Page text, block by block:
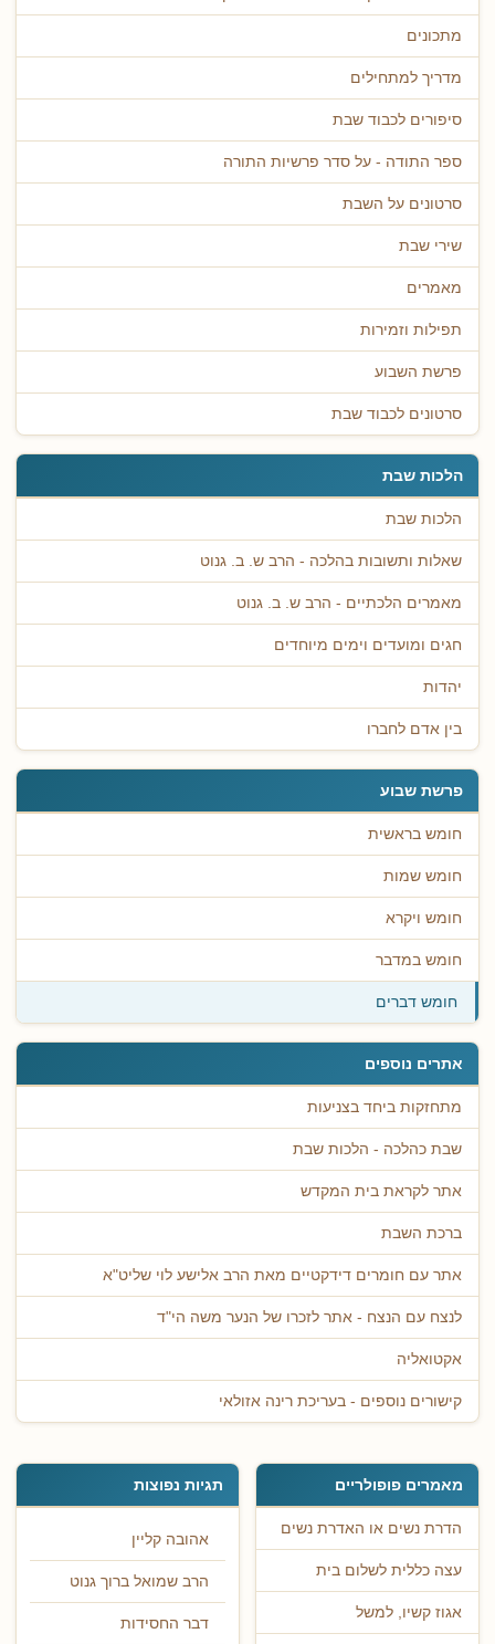
מתכונים
מדריך למתחילים
סיפורים לכבוד שבת
ספר התודה - על סדר פרשיות התורה
סרטונים על השבת
שירי שבת
מאמרים
תפילות וזמירות
פרשת השבוע
סרטונים לכבוד שבת
הלכות שבת
הלכות שבת
שאלות ותשובות בהלכה - הרב ש. ב. גנוט
מאמרים הלכתיים - הרב ש. ב. גנוט
חגים ומועדים וימים מיוחדים
יהדות
בין אדם לחברו
פרשת שבוע
חומש בראשית
חומש שמות
חומש ויקרא
חומש במדבר
חומש דברים
אתרים נוספים
מתחזקות ביחד בצניעות
שבת כהלכה - הלכות שבת
אתר לקראת בית המקדש
ברכת השבת
אתר עם חומרים דידקטיים מאת הרב אלישע לוי שליט"א
לנצח עם הנצח - אתר לזכרו של הנער משה הי"ד
אקטואליה
קישורים נוספים - בעריכת רינה אזולאי
מאמרים פופולריים
הדרת נשים או האדרת נשים
עצה כללית לשלום בית
אגוז קשיו, למשל
תגיות נפוצות
אהובה קליין
הרב שמואל ברוך גנוט
דבר החסידות